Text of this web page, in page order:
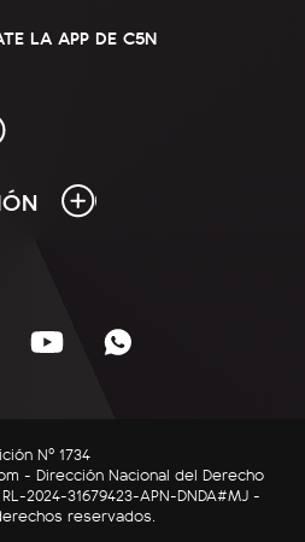
LA APP DE C5N
Nº 1734
- Dirección Nacional del Derecho
2024-31679423-APN-DNDA#MJ -
reservados.